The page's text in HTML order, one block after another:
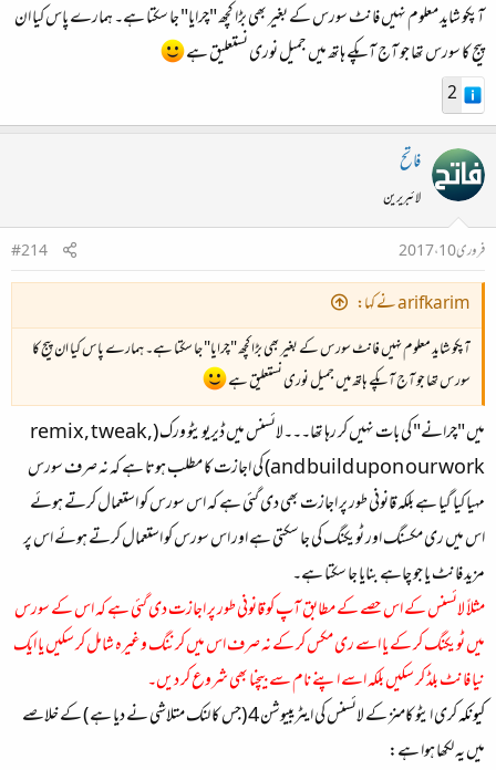
آپکو شاید معلوم نہیں فانٹ سورس کے بغیر بھی بڑا کچھ "چرایا" جا سکتا ہے۔ ہمارے پاس کیا ان
پیج کا سورس تھا جو آج آپکے ہاتھ میں جمیل نوری نستعلیق ہے
2
فاتح
لائبریرین
فروری 10، 2017
#214
arifkarim نے کہا:
آپکو شاید معلوم نہیں فانٹ سورس کے بغیر بھی بڑا کچھ "چرایا" جا سکتا ہے۔ ہمارے پاس کیا ان پیج کا
سورس تھا جو آج آپکے ہاتھ میں جمیل نوری نستعلیق ہے
میں "چرانے" کی بات نہیں کر رہا تھا۔۔۔لائسنس میں ڈیریویٹو ورک (remix, tweak,
and build upon our work) کی اجازت کا مطلب ہوتا ہے کہ نہ صرف سورس
مہیا کیا گیا ہے بلکہ قانونی طور پر اجازت بھی دی گئی ہے کہ اس سورس کو استعمال کرتے ہوئے
اس میں ری مکسنگ اور ٹویکنگ کی جا سکتی ہے اور اس سورس کو استعمال کرتے ہوئے اس پر
مزید فانٹ یا جو چاہے بنایا جا سکتا ہے۔
مثلاً لائسنس کے اس حصے کے مطابق آپ کو قانونی طور پر اجازت دی گئی ہے کہ اس کے سورس
میں ٹویکنگ کر کے یا اسے ری مکس کر کے نہ صرف اس میں کرننگ وغیرہ شامل کر سکیں یا ایک
نیا فانٹ بلڈ کر سکیں بلکہ اسے اپنے نام سے بیچنا بھی شروع کر دیں۔
کیونکہ
کری ایٹو کامنز کے لائسنس کی ایٹریبیوشن 4 (جس کا لنک متلاشی نے دیا ہے ) کے خلاصے
میں یہ لکھا ہوا ہے: